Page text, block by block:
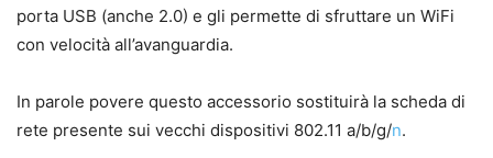
porta USB (anche 2.0) e gli permette di sfruttare un WiFi
con velocità all’avanguardia.
In parole povere questo accessorio sostituirà la scheda di
rete presente sui vecchi dispositivi 802.11 a/b/g/n.